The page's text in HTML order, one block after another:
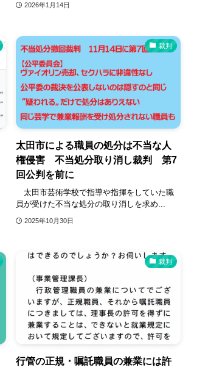
2026年1月14日
裁判
太田市による職員の処分は不当な人
権侵害 不当処分取り消し裁判 第7
回公判を前に
太田市芸術学校で指導や指揮をしていた職
員が受けた不当な処分の取り消しを求め...
2025年10月30日
裁判
行管の正規・嘱託職員の兼業には許